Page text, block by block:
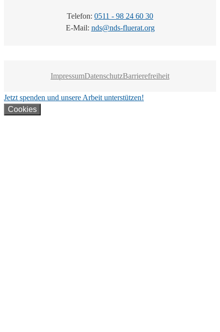
Telefon: 0511 - 98 24 60 30
E-Mail: nds@nds-fluerat.org
ImpressumDatenschutzBarrierefreiheit
Jetzt spenden und unsere Arbeit unterstützen!
Cookies